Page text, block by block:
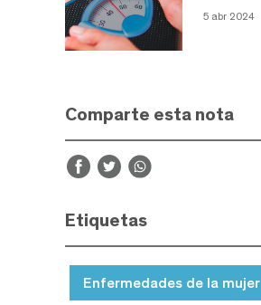
5 abr 2024
Comparte esta nota
Etiquetas
Enfermedades de la mujer